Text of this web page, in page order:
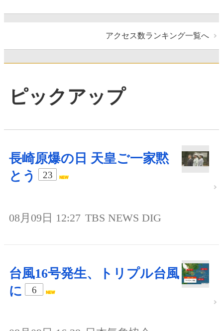
アクセス数ランキング一覧へ
ピックアップ
長崎原爆の日 天皇ご一家黙
とう
23
08月09日 12:27 TBS NEWS DIG
台風16号発生、トリプル台風
に
6